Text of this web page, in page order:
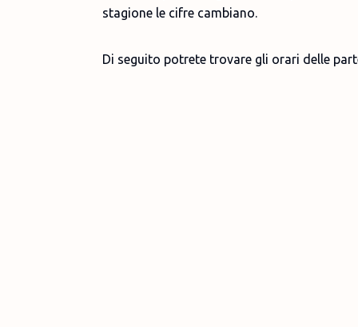
stagione le cifre cambiano.
Di seguito potrete trovare gli orari delle